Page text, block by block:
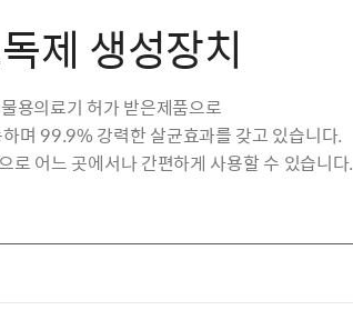
제 생성장치
용의료기 허가 받은제품으로
며 99.9% 강력한 살균효과를 갖고 있습니다.
로 어느 곳에서나 간편하게 사용할 수 있습니다.